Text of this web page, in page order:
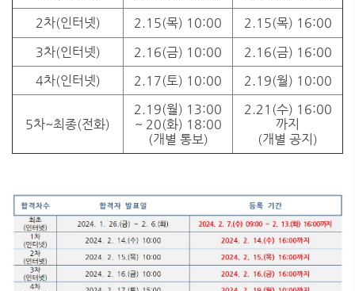
2차(인터넷)
2.15(목) 10:00
2.15(목) 16:00
3차(인터넷)
2.16(금) 10:00
2.16(금) 16:00
4차(인터넷)
2.17(토) 10:00 2.19(월) 10:00
5차~최종(전화)
2.19(월) 13:00
~ 20(화) 18:00
(개별 통보)
2.21(수) 16:00
까지
(개별 공지)